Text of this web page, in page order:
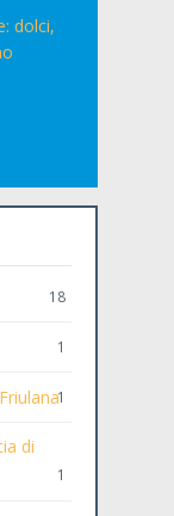
dolci,
18
1
1
di
1